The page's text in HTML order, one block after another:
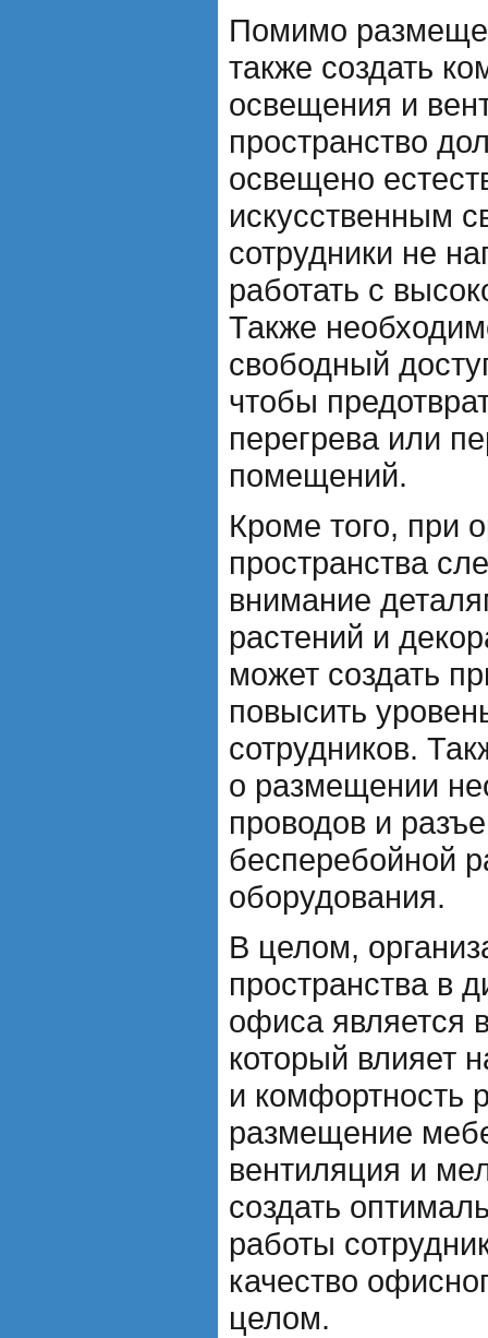
Помимо
также создать
освещения и
пространство
освещено
искусственным
сотрудники не
работать с
Также
свободный
чтобы
перегрева или
помещений.
Кроме того, при
пространства
внимание
растений и
может создать
повысить
сотрудников.
о размещении
проводов и
бесперебойной
оборудования.
В целом,
пространства в
офиса является
который влияет
и комфортность
размещение
вентиляция и
создать
работы
качество
целом.